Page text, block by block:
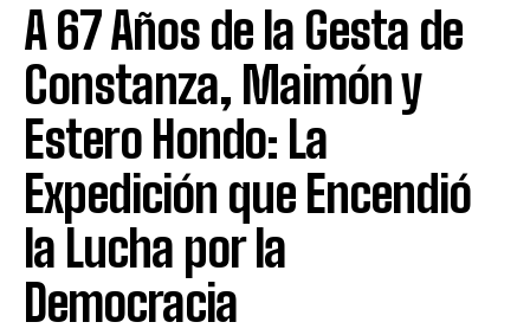
A 67 Años de la Gesta de
Constanza, Maimón y
Estero Hondo: La
Expedición que Encendió
la Lucha por la
Democracia